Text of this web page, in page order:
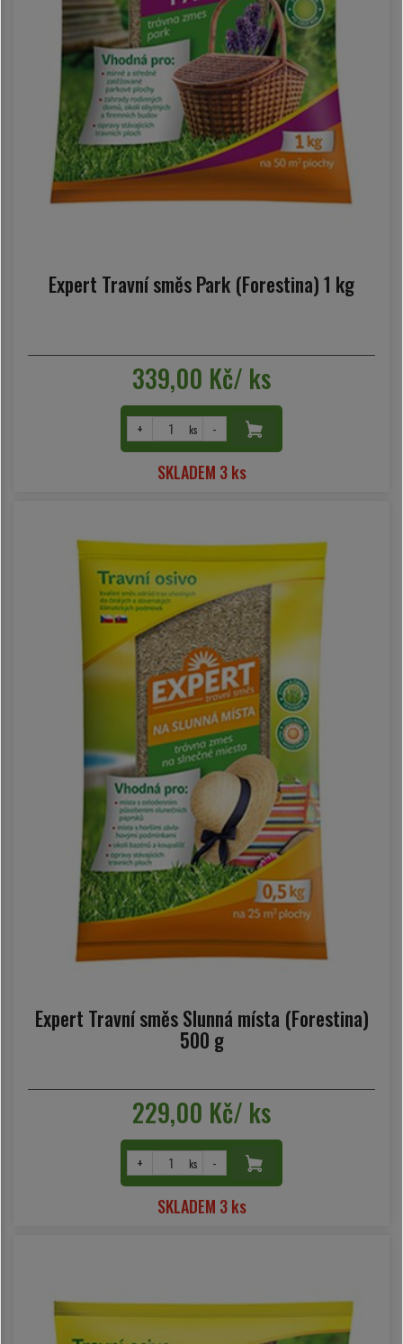
Expert Travní směs Park (Forestina) 1 kg
339,00 Kč/ ks
+ ks -
SKLADEM 3 ks
Expert Travní směs Slunná místa (Forestina)
500 g
229,00 Kč/ ks
+ ks -
SKLADEM 3 ks